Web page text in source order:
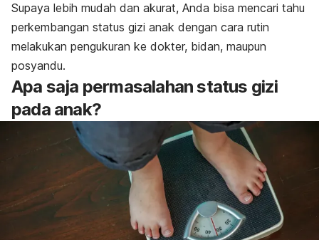
Supaya lebih mudah dan akurat, Anda bisa mencari tahu
perkembangan status gizi anak dengan cara rutin
melakukan pengukuran ke dokter, bidan, maupun
posyandu.
Apa saja permasalahan status gizi
pada anak?